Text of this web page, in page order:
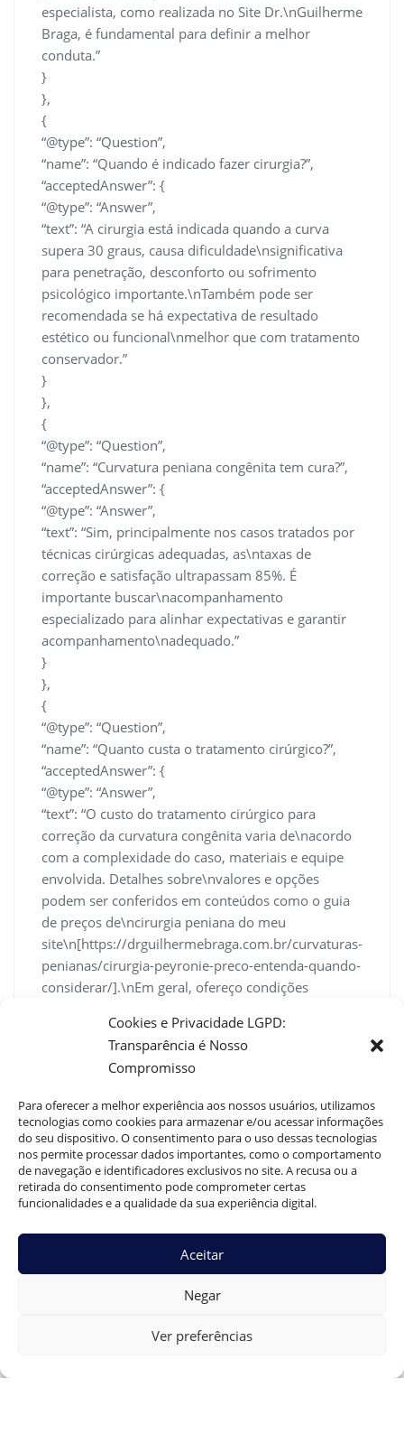
Cookies e Privacidade LGPD:
Transparência é Nosso
Compromisso
Para oferecer a melhor experiência aos nossos usuários, utilizamos
tecnologias como cookies para armazenar e/ou acessar informações
do seu dispositivo. O consentimento para o uso dessas tecnologias
nos permite processar dados importantes, como o comportamento
de navegação e identificadores exclusivos no site. A recusa ou a
retirada do consentimento pode comprometer certas
funcionalidades e a qualidade da sua experiência digital.
Aceitar
Negar
Ver preferências
especialista, como realizada no Site Dr.\nGuilherme
Braga, é fundamental para definir a melhor
conduta.”
}
},
{
“@type”: “Question”,
“name”: “Quando é indicado fazer cirurgia?”,
“acceptedAnswer”: {
“@type”: “Answer”,
“text”: “A cirurgia está indicada quando a curva
supera 30 graus, causa dificuldade\nsignificativa
para penetração, desconforto ou sofrimento
psicológico importante.\nTambém pode ser
recomendada se há expectativa de resultado
estético ou funcional\nmelhor que com tratamento
conservador.”
}
},
{
“@type”: “Question”,
“name”: “Curvatura peniana congênita tem cura?”,
“acceptedAnswer”: {
“@type”: “Answer”,
“text”: “Sim, principalmente nos casos tratados por
técnicas cirúrgicas adequadas, as\ntaxas de
correção e satisfação ultrapassam 85%. É
importante buscar\nacompanhamento
especializado para alinhar expectativas e garantir
acompanhamento\nadequado.”
}
},
{
“@type”: “Question”,
“name”: “Quanto custa o tratamento cirúrgico?”,
“acceptedAnswer”: {
“@type”: “Answer”,
“text”: “O custo do tratamento cirúrgico para
correção da curvatura congênita varia de\nacordo
com a complexidade do caso, materiais e equipe
envolvida. Detalhes sobre\nvalores e opções
podem ser conferidos em conteúdos como o guia
de preços de\ncirurgia peniana do meu
site\n[https://drguilhermebraga.com.br/curvaturas-
penianas/cirurgia-peyronie-preco-entenda-quando-
considerar/].\nEm geral, ofereço condições
e\npós-operatório, sempre prezando pelo
resultado seguro e individualizado.”
]
}
Dr. Guilherme Braga
O que causa disfunção erétil em homens jovens? Veja